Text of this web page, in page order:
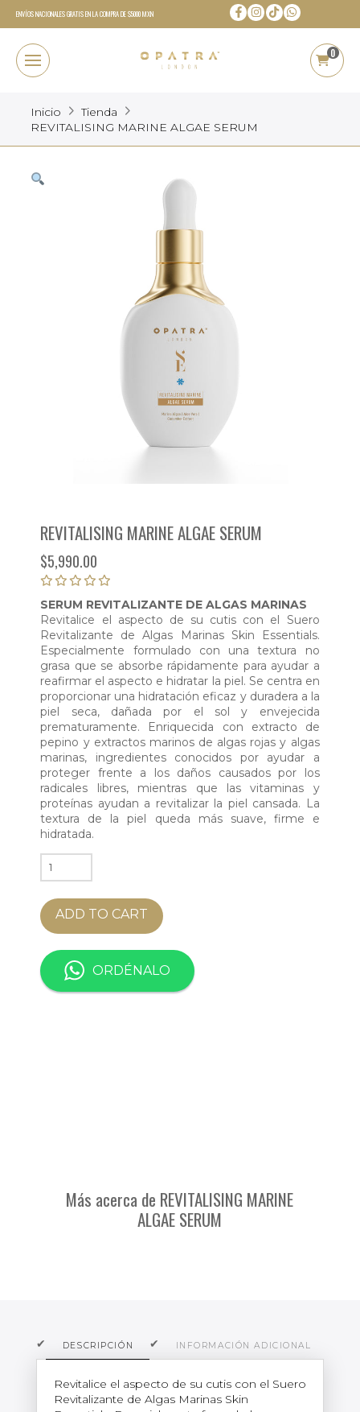
ENVÍOS NACIONALES GRATIS EN LA COMPRA DE $5000 MXN
0
Inicio
Tienda
REVITALISING MARINE ALGAE SERUM
REVITALISING MARINE ALGAE SERUM
$5,990.00
SERUM REVITALIZANTE DE ALGAS MARINAS
Revitalice el aspecto de su cutis con el Suero
Revitalizante de Algas Marinas Skin Essentials.
Especialmente formulado con una textura no
grasa que se absorbe rápidamente para ayudar a
reafirmar el aspecto e hidratar la piel. Se centra en
proporcionar una hidratación eficaz y duradera a la
piel seca, dañada por el sol y envejecida
prematuramente. Enriquecida con extracto de
pepino y extractos marinos de algas rojas y algas
marinas, ingredientes conocidos por ayudar a
proteger frente a los daños causados por los
radicales libres, mientras que las vitaminas y
proteínas ayudan a revitalizar la piel cansada. La
textura de la piel queda más suave, firme e
hidratada.
REVITALISING
MARINE
ALGAE
SERUM
ADD TO CART
ORDÉNALO
Más acerca de REVITALISING MARINE
ALGAE SERUM
DESCRIPCIÓN INFORMACIÓN ADICIONAL
Revitalice el aspecto de su cutis con el Suero
Revitalizante de Algas Marinas Skin